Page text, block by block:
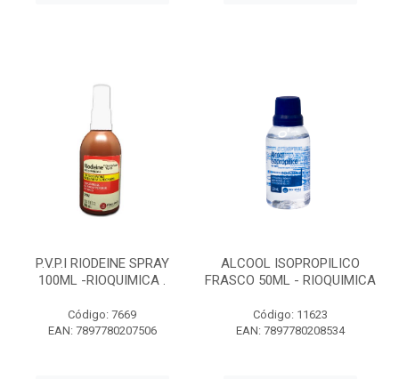
P.V.P.I RIODEINE SPRAY
100ML -RIOQUIMICA .
Código: 7669
EAN: 7897780207506
ALCOOL ISOPROPILICO
FRASCO 50ML - RIOQUIMICA
Código: 11623
EAN: 7897780208534